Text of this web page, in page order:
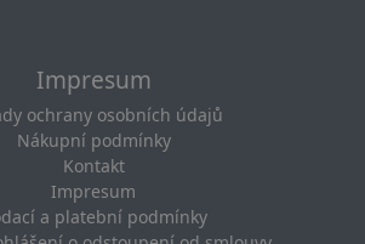
Impresum
ochrany osobních údajů
Nákupní podmínky
Kontakt
Impresum
a platební podmínky